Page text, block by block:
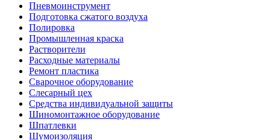
Пневмоинструмент
Подготовка сжатого воздуха
Полировка
Промышленная краска
Растворители
Расходные материалы
Ремонт пластика
Сварочное оборудование
Слесарный цех
Средства индивидуальной защиты
Шиномонтажное оборудование
Шпатлевки
Шумоизоляция